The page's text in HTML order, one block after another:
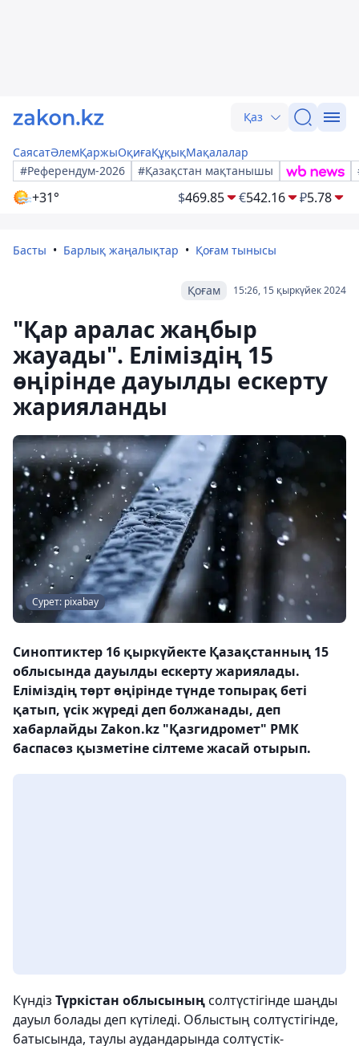
Қаз
СаясатӘлемҚаржыОқиғаҚұқықМақалалар
#Референдум-2026
#Қазақстан мақтанышы
+31° $469.85 €542.16 ₽5.78
Басты Барлық жаңалықтар Қоғам тынысы
15:26, 15 қыркүйек 2024
Қоғам
"Қар аралас жаңбыр
жауады". Еліміздің 15
өңірінде дауылды ескерту
жарияланды
Сурет: pixabay
Синоптиктер 16 қыркүйекте Қазақстанның 15
облысында дауылды ескерту жариялады.
Еліміздің төрт өңірінде түнде топырақ беті
қатып, үсік жүреді деп болжанады, деп
хабарлайды Zakon.kz "Қазгидромет" РМК
баспасөз қызметіне сілтеме жасай отырып.
Күндіз Түркістан облысыныңсолтүстігінде шаңды
дауыл болады деп күтіледі. Облыстың солтүстігінде,
батысында, таулы аудандарында солтүстік-